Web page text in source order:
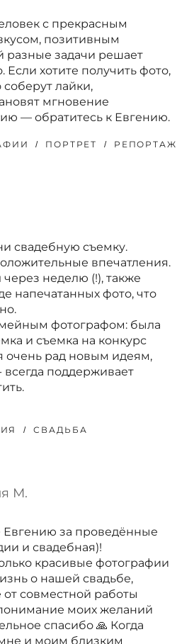
с прекрасным
позитивным
разные задачи решает
Если хотите получить фото,
лайки,
мгновение
— обратитесь к Евгению.
ПОРТРЕТ РЕПОРТАЖ
свадебную съемку.
впечатления.
неделю (!), также
напечатанных фото, что
фотографом: была
и съемка на конкурс
очень рад новым идеям,
поддерживает
СВАДЬБА
М.
за проведённые
и свадебная)!
красивые фотографии
о нашей свадьбе,
от совместной работы
моих желаний
спасибо 🙏 Когда
и моим близким